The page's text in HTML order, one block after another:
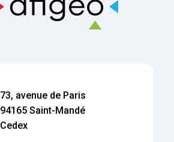
73, avenue de Paris
94165 Saint-Mandé
Cedex